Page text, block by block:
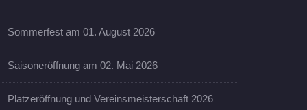
Sommerfest am 01. August 2026
Saisoneröffnung am 02. Mai 2026
Platzeröffnung und Vereinsmeisterschaft 2026